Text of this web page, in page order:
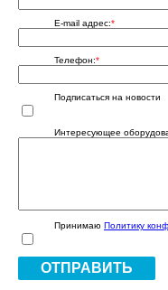
E-mail адрес:*
Телефон:*
Подписаться на новости
Интересующее
Принимаю Политику
ОТПРАВИТЬ